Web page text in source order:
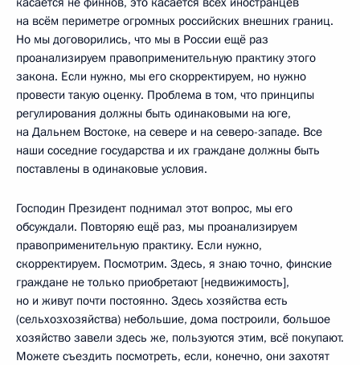
на всём периметре огромных российских внешних границ.
Но мы договорились, что мы в России ещё раз
проанализируем правоприменительную практику этого
закона. Если нужно, мы его скорректируем, но нужно
провести такую оценку. Проблема в том, что принципы
регулирования должны быть одинаковыми на юге,
на Дальнем Востоке, на севере и на северо-западе. Все
наши соседние государства и их граждане должны быть
поставлены в одинаковые условия.
Господин Президент поднимал этот вопрос, мы его
обсуждали. Повторяю ещё раз, мы проанализируем
правоприменительную практику. Если нужно,
скорректируем. Посмотрим. Здесь, я знаю точно, финские
граждане не только приобретают [недвижимость],
но и живут почти постоянно. Здесь хозяйства есть
(сельхозхозяйства) небольшие, дома построили, большое
хозяйство завели здесь же, пользуются этим, всё покупают.
Можете съездить посмотреть, если, конечно, они захотят